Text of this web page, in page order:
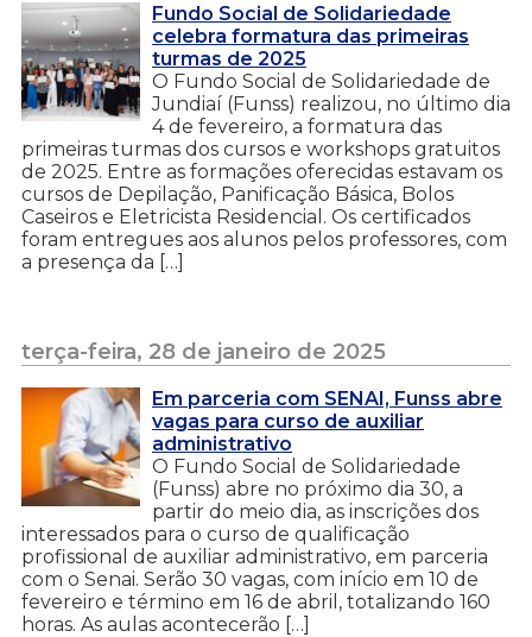
Fundo Social de Solidariedade
celebra formatura das primeiras
turmas de 2025
O Fundo Social de Solidariedade de
Jundiaí (Funss) realizou, no último dia
4 de fevereiro, a formatura das
primeiras turmas dos cursos e workshops gratuitos
de 2025. Entre as formações oferecidas estavam os
cursos de Depilação, Panificação Básica, Bolos
Caseiros e Eletricista Residencial. Os certificados
foram entregues aos alunos pelos professores, com
a presença da […]
terça-feira, 28 de janeiro de 2025
Em parceria com SENAI, Funss abre
vagas para curso de auxiliar
administrativo
O Fundo Social de Solidariedade
(Funss) abre no próximo dia 30, a
partir do meio dia, as inscrições dos
interessados para o curso de qualificação
profissional de auxiliar administrativo, em parceria
com o Senai. Serão 30 vagas, com início em 10 de
fevereiro e término em 16 de abril, totalizando 160
horas. As aulas acontecerão […]